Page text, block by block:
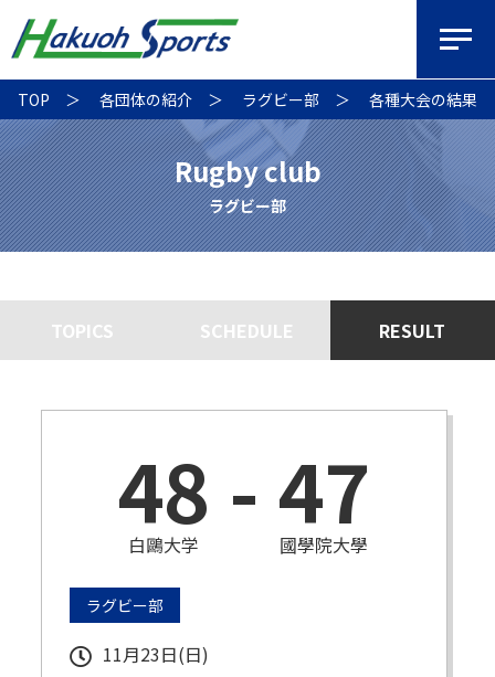
TOP 各団体の紹介 ラグビー部 各種大会の結果
Rugby club
ラグビー部
TOPICS SCHEDULE RESULT
48
白鷗大学 - 47
國學院大學
ラグビー部
11月23日(日)